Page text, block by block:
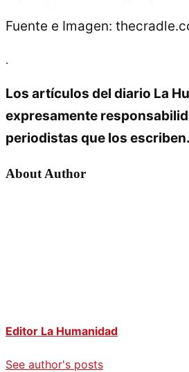
Fuente e Imagen:
.
Los artículos del diario La
expresamente
periodistas que los escriben.
About Author
Editor La Humanidad
See author's posts